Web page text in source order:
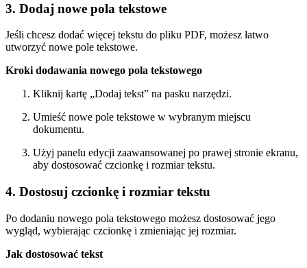
3. Dodaj nowe pola tekstowe
Jeśli chcesz dodać więcej tekstu do pliku PDF, możesz łatwo
utworzyć nowe pole tekstowe.
Kroki dodawania nowego pola tekstowego
Kliknij kartę „Dodaj tekst” na pasku narzędzi.
Umieść nowe pole tekstowe w wybranym miejscu
dokumentu.
Użyj panelu edycji zaawansowanej po prawej stronie ekranu,
aby dostosować czcionkę i rozmiar tekstu.
4. Dostosuj czcionkę i rozmiar tekstu
Po dodaniu nowego pola tekstowego możesz dostosować jego
wygląd, wybierając czcionkę i zmieniając jej rozmiar.
Jak dostosować tekst